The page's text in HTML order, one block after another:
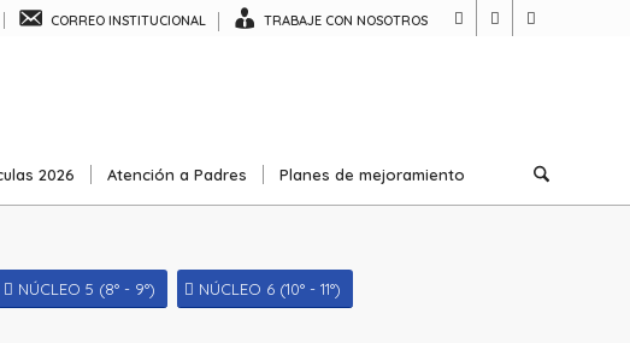
CORREO INSTITUCIONAL TRABAJE CON NOSOTROS
2026 Atención a Padres Planes de mejoramiento
NÚCLEO 5 (8° - 9°) NÚCLEO 6 (10° - 11°)